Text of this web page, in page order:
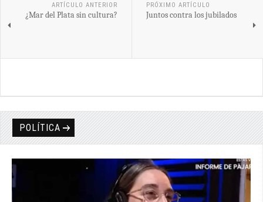
ARTÍCULO ANTERIOR
¿Mar del Plata sin cultura?
PRÓXIMO ARTÍCULO
Juntos contra los jubilados
POLÍTICA